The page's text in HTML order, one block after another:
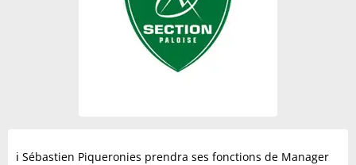
ℹ️ Sébastien Piqueronies prendra ses fonctions de Manager